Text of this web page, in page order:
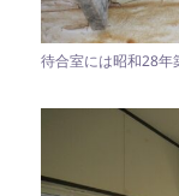
待合室には昭和28年